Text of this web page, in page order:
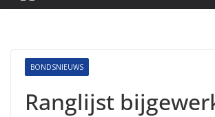
BONDSNIEUWS
Ranglijst